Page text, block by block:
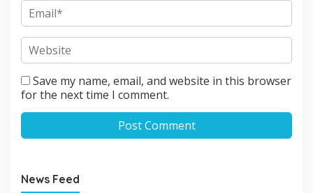
Save my name, email, and website in this browser
for the next time I comment.
News Feed